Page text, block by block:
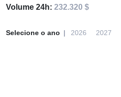
Volume 24h: 232.320 $
Selecione o ano 2026 2027